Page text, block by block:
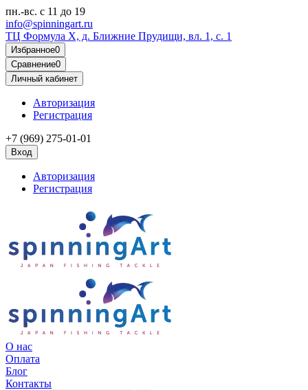
пн.-вс. с 11 до 19
info@spinningart.ru
ТЦ Формула X, д. Ближние Прудищи, вл. 1, с. 1
Избранное0
Сравнение0
Личный кабинет
Авторизация
Регистрация
+7 (969) 275-01-01
Вход
Авторизация
Регистрация
О нас
Оплата
Блог
Контакты